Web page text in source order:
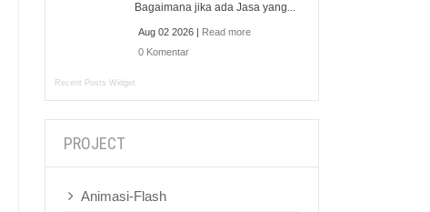
Bagaimana jika ada Jasa yang...
Aug 02 2026 | Read more
0 Komentar
Recent Posts Widget
PROJECT
Animasi-Flash